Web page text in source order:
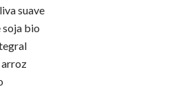
suave
soja bio
arroz